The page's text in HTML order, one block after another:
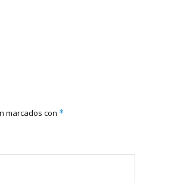
marcados con *